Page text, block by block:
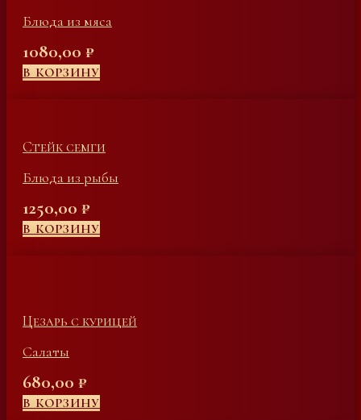
Блюда из мяса
1080,00 ₽
В КОРЗИНУ
Стейк семги
Блюда из рыбы
1250,00 ₽
В КОРЗИНУ
Цезарь с курицей
Салаты
680,00 ₽
В КОРЗИНУ